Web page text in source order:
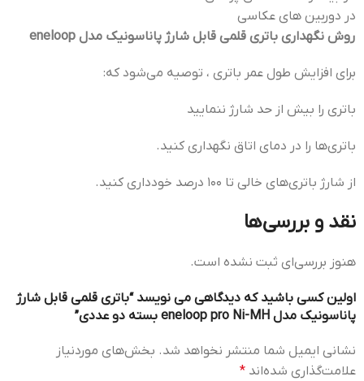
در دوربین های عکاسی
روش نگهداری باتری قلمی قابل شارژ پاناسونیک مدل eneloop
برای افزایش طول عمر باتری ، توصیه می‌شود که:
باتری را بیش از حد شارژ ننمایید
باتری‌ها را در دمای اتاق نگهداری کنید.
از شارژ باتری‌های خالی تا 100 درصد خودداری کنید.
نقد و بررسی‌ها
هنوز بررسی‌ای ثبت نشده است.
اولین کسی باشید که دیدگاهی می نویسد “باتری قلمی قابل شارژ
پاناسونیک مدل eneloop pro Ni-MH بسته دو عددی”
نشانی ایمیل شما منتشر نخواهد شد. بخش‌های موردنیاز
علامت‌گذاری شده‌اند *